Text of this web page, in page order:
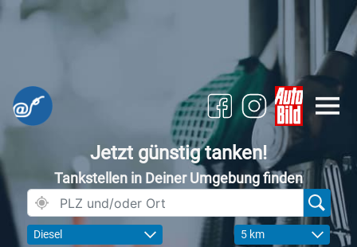
Jetzt günstig tanken!
Tankstellen in Deiner Umgebung finden
Diesel 5 km